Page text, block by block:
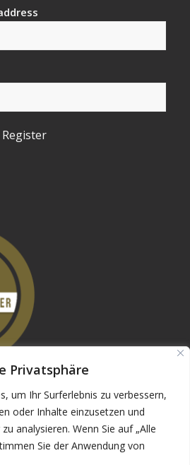
Privatsphäre
um Ihr Surferlebnis zu verbessern,
oder Inhalte einzusetzen und
analysieren. Wenn Sie auf „Alle
Sie der Anwendung von
Register